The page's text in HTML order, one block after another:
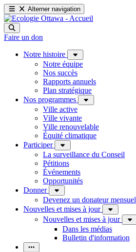
Alterner navigation
Faire un don
Notre histoire
Notre équipe
Nos succès
Rapports annuels
Plan stratégique
Nos programmes
Ville active
Ville vivante
Ville renouvelable
Équité climatique
Participer
La surveillance du Conseil
Pétitions
Événements
Opportunités
Donner
Devenez un donateur mensuel
Nouvelles et mises à jour
Nouvelles et mises à jour
Dans les médias
Bulletin d'information